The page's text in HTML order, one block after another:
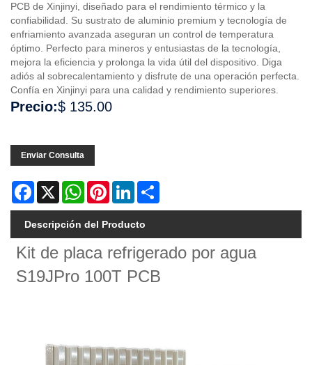
PCB de Xinjinyi, diseñado para el rendimiento térmico y la
confiabilidad. Su sustrato de aluminio premium y tecnología de
enfriamiento avanzada aseguran un control de temperatura
óptimo. Perfecto para mineros y entusiastas de la tecnología,
mejora la eficiencia y prolonga la vida útil del dispositivo. Diga
adiós al sobrecalentamiento y disfrute de una operación perfecta.
Confía en Xinjinyi para una calidad y rendimiento superiores.
Precio:$ 135.00
Enviar Consulta
Facebook
X WhatsAppPinterestLinkedIn
Descripción del Producto
Kit de placa refrigerado por agua
S19JPro 100T PCB